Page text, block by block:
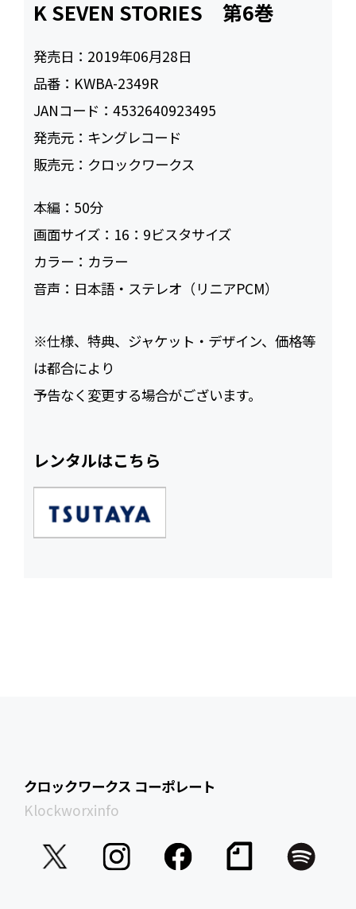
K SEVEN STORIES 第6巻
発売日： 2019年06月28日
品番： KWBA-2349R
JANコード：4532640923495
発売元： キングレコード
販売元： クロックワークス
本編： 50
画面サイズ： 16：9ビスタサイズ
カラー： カラー
音声： 日本語・ステレオ（リニアPCM）
※仕様、特典、ジャケット・デザイン、価格等
は都合により
予告なく変更する場合がございます。
レンタルはこちら
クロックワークス コーポレート
Klockworxinfo